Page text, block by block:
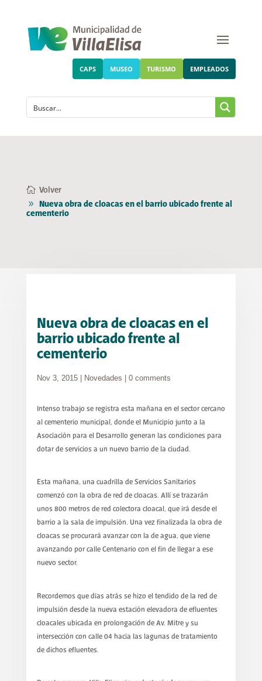
CAPS MUSEO TURISMO EMPLEADOS
Volver
Nueva obra de cloacas en el barrio ubicado frente al
cementerio
Nueva obra de cloacas en el
barrio ubicado frente al
cementerio
Nov 3, 2015| Novedades 0 comments
Intenso trabajo se registra esta mañana en el sector cercano
al cementerio municipal, donde el Municipio junto a la
Asociación para el Desarrollo generan las condiciones para
dotar de servicios a un nuevo barrio de la ciudad.
Esta mañana, una cuadrilla de Servicios Sanitarios
comenzó con la obra de red de cloacas. Allí se trazarán
unos 800 metros de red colectora cloacal, que irá desde el
barrio a la sala de impulsión. Una vez finalizada la obra de
cloacas se procurará avanzar con la de agua, que viene
avanzando por calle Centenario con el fin de llegar a ese
nuevo sector.
Recordemos que días atrás se hizo el tendido de la red de
impulsión desde la nueva estación elevadora de efluentes
cloacales ubicada en prolongación de Av. Mitre y su
intersección con calle 04 hacia las lagunas de tratamiento
de dichos efluentes.